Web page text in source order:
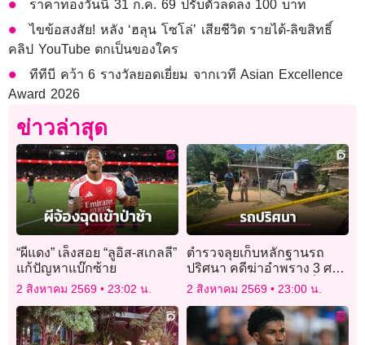
ราคาทองวันนี้ 31 ก.ค. 69 ปรับตัวลดลง 100 บาท
ไขข้อสงสัย! หลัง ‘ฮลุน โซโล่’ เสียชีวิต รายได้-ลิขสิทธิ์
คลิป YouTube ตกเป็นของใคร
ทีทีบี คว้า 6 รางวัลยอดเยี่ยม จากเวที Asian Excellence
Award 2026
ข่าวล่าสุด
“ผีแดง” เล็งสอย “ลูอิส-สเกลลี”
แก้ปัญหาแบ๊กซ้าย
2 สิงหาคม 2569 23:02 น.
ตำรวจลุยเก็บหลักฐานรถ
ปริศนา คดีฆ่าอำพราง 3 ศพ
ฝังดิน เร่งหาหลักฐานเชื่อม
2 สิงหาคม 2569 23:00 น.